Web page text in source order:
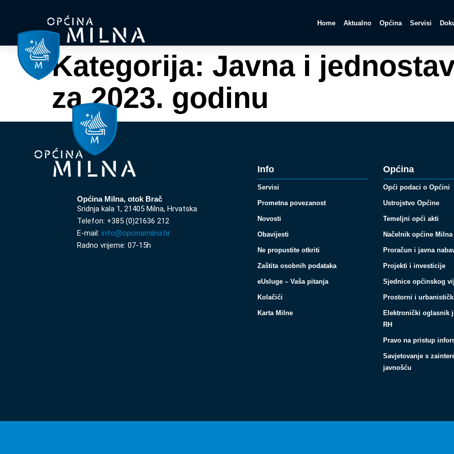
Home Aktualno Općina Servisi
Kategorija: Javna i
za 2023. godinu
Općina Milna, otok Brač
Sridnja kala 1, 21405 Milna, Hrvatska
Telefon: +385 (0)21636 212
E-mail: info@opcinamilna.hr
Radno vrijeme: 07-15h
Info
Servisi
Prometna povezanost
Novosti
Obavijesti
Ne propustite otkriti
Zaštita osobnih podataka
eUsluge – Vaša pitanja
Kolačići
Karta Milne
Općina
Opći podaci o Općini
Ustrojstvo Općine
Temeljni opći akti
Načelnik općine Milna
Proračun i javna
Projekti i investicije
Sjednice općinskog
Prostorni i
Elektronički oglasnik
RH
Pravo na pristup
Savjetovanje s
javnošću